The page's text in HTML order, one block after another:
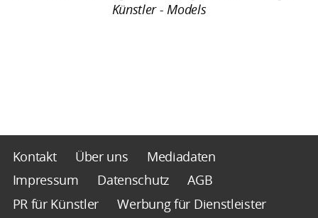
Künstler - Models
Kontakt Über uns
Mediadaten
Impressum
Datenschutz
AGB
PR für Künstler
Werbung für Dienstleister